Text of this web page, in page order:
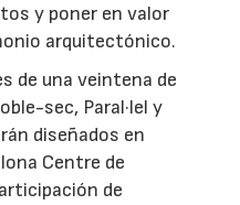
y poner en valor
arquitectónico.
de una veintena de
sec, Paral·lel y
diseñados en
Centre de
de